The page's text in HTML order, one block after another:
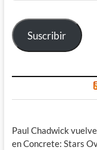
electrónico
Suscribir
Paul Chadwick
en Concrete: Stars